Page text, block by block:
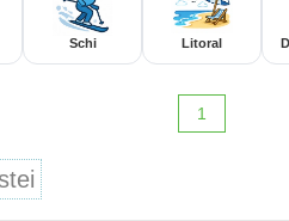
Schi Litoral
1